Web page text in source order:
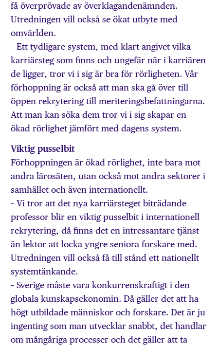
få överprövade av överklagandenämnden.
Utredningen vill också se ökat utbyte med
omvärlden.
– Ett tydligare system, med klart angivet vilka
karriärsteg som finns och ungefär när i karriären
de ligger, tror vi i sig är bra för rörligheten. Vår
förhoppning är också att man ska gå över till
öppen rekrytering till meriteringsbefattningarna.
Att man kan söka dem tror vi i sig skapar en
ökad rörlighet jämfört med dagens system.
Viktig pusselbit
Förhoppningen är ökad rörlighet, inte bara mot
andra lärosäten, utan också mot andra sektorer i
samhället och även internationellt.
– Vi tror att det nya karriärsteget biträdande
professor blir en viktig pusselbit i internationell
rekrytering, då finns det en intressantare tjänst
än lektor att locka yngre seniora forskare med.
Utredningen vill också få till stånd ett nationellt
systemtänkande.
– Sverige måste vara konkurrenskraftigt i den
globala kunskapsekonomin. Då gäller det att ha
högt utbildade människor och forskare. Det är ju
ingenting som man utvecklar snabbt, det handlar
om mångåriga processer och det gäller att ta